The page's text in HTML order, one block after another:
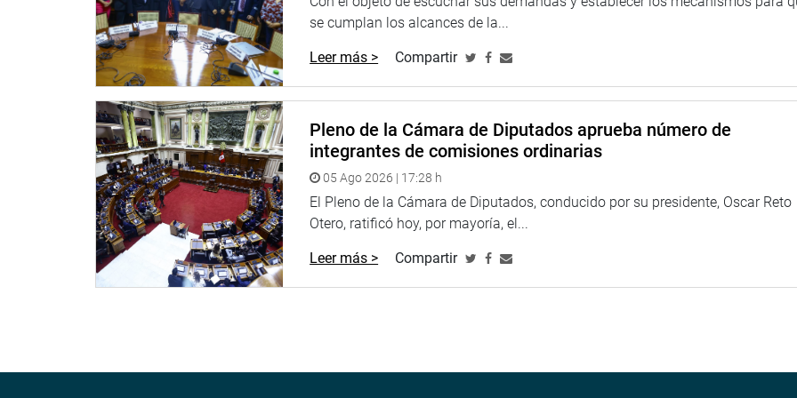
se cumplan los alcances de la...
Leer más > Compartir
Pleno de la Cámara de Diputados aprueba número de
integrantes de comisiones ordinarias
05 Ago 2026 | 17:28 h
El Pleno de la Cámara de Diputados, conducido por su presidente, Oscar Reto
Otero, ratificó hoy, por mayoría, el...
Leer más > Compartir